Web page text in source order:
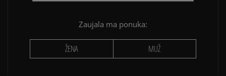
Zaujala ma ponuka:
ŽENA MUŽ